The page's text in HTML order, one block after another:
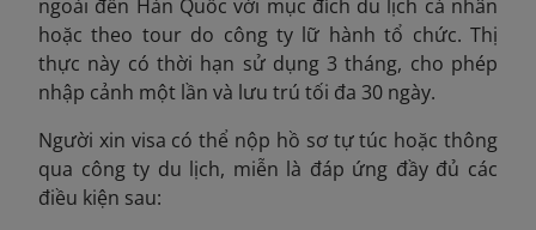
ngoài đến Hàn Quốc với mục đích du lịch cá nhân
hoặc theo tour do công ty lữ hành tổ chức. Thị
thực này có thời hạn sử dụng 3 tháng, cho phép
nhập cảnh một lần và lưu trú tối đa 30 ngày.
Người xin visa có thể nộp hồ sơ tự túc hoặc thông
qua công ty du lịch, miễn là đáp ứng đầy đủ các
điều kiện sau: